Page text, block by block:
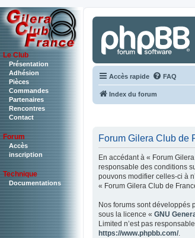
Le Club
Présentation
Adhésion
Pièces
Commandes
Partenaires
Rencontres
Contact
Forum
Accès
inscription
Technique
Documentations
Accès rapide FAQ
Index du forum
Forum Gilera Club de
En accédant à « Forum
responsable des conditions
pouvons modifier celles-ci à
« Forum Gilera Club de
Nos forums sont développés
sous la licence « GNU
Limited n’est pas
https://www.phpbb.com/.